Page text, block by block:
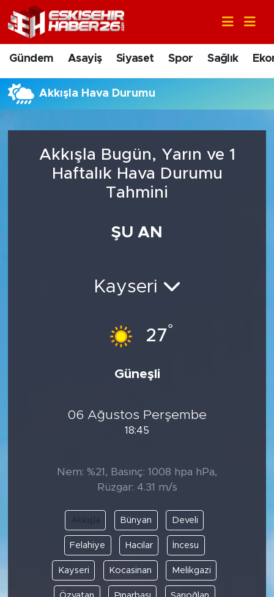
Gündem Asayiş Siyaset Spor Sağlık
Akkışla Hava Durumu
Akkışla Bugün, Yarın ve 1
Haftalık Hava Durumu
Tahmini
ŞU AN
Kayseri
27°
Güneşli
06 Ağustos Perşembe
18:45
Nem: %21, Basınç: 1008 hpa hPa,
Rüzgar: 4.31 m/s
Akkışla Bünyan Develi
Felahiye Hacılar İncesu
Kayseri Kocasinan Melikgazi
Gündem
Asayiş
Siyaset
Sağlık
Sektör
Nöbetçi Eczaneler
Hava Durumu
Trafik Durumu
Tüm Manşetler